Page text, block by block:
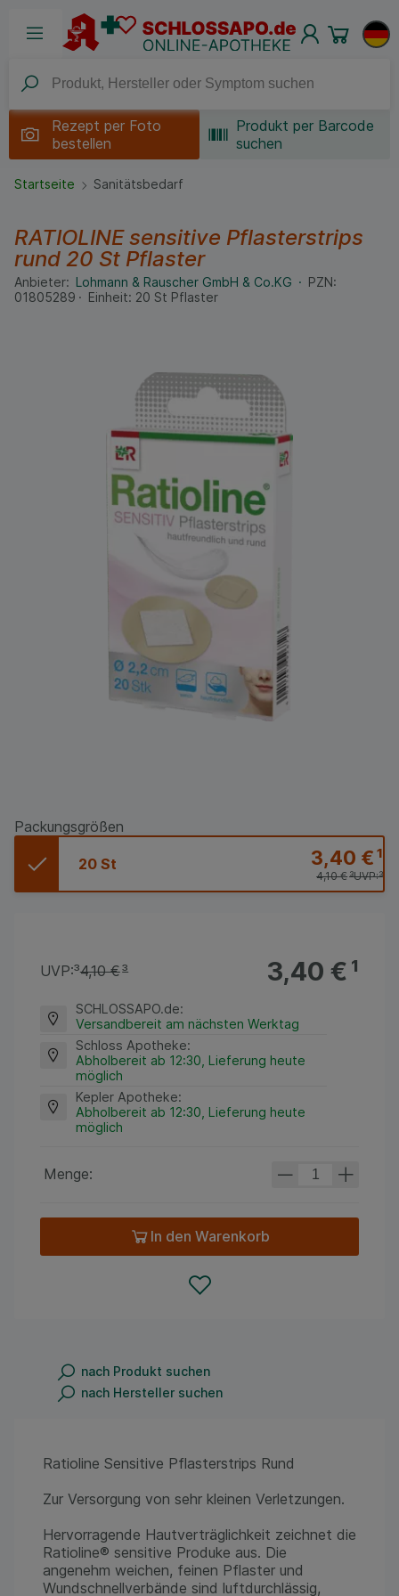
Rezept per Foto
bestellen
Produkt per Barcode
suchen
Startseite Sanitätsbedarf
RATIOLINE sensitive Pflasterstrips
rund 20 St Pflaster
Anbieter: Lohmann & Rauscher GmbH & Co.KG
PZN:
01805289
Einheit: 20 St Pflaster
Packungsgrößen
20 St 3,40 €¹
UVP:³
4,10 €³
3,40 €¹
UVP:³4,10 €³
SCHLOSSAPO.de:
Versandbereit am nächsten Werktag
Schloss Apotheke:
Abholbereit ab 12:30, Lieferung heute
möglich
Kepler Apotheke:
Abholbereit ab 12:30, Lieferung heute
möglich
Menge:
In den Warenkorb
nach Produkt suchen
nach Hersteller suchen
Ratioline Sensitive Pflasterstrips Rund
Zur Versorgung von sehr kleinen Verletzungen.
Hervorragende Hautverträglichkeit zeichnet die
Ratioline® sensitive Produke aus. Die
angenehm weichen, feinen Pflaster und
Wundschnellverbände sind luftdurchlässig,